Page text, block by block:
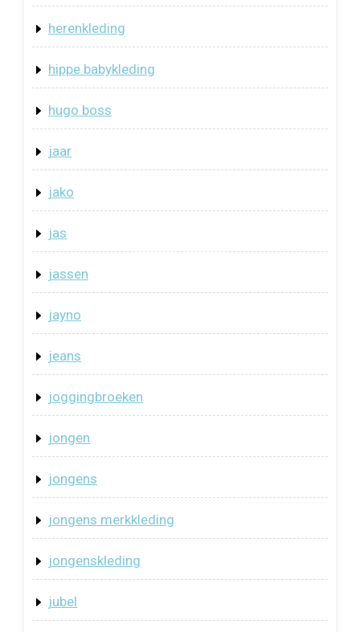
herenkleding
hippe babykleding
hugo boss
jaar
jako
jas
jassen
jayno
jeans
joggingbroeken
jongen
jongens
jongens merkkleding
jongenskleding
jubel